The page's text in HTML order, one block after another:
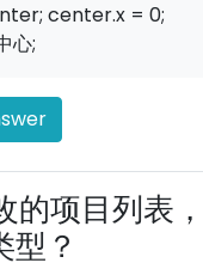
center.x = 0;
心;
的项目列表
？